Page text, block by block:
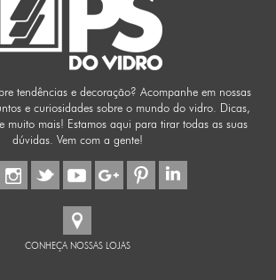
tendências e decoração? Acompanhe em nossas
e curiosidades sobre o mundo do vidro. Dicas,
muito mais! Estamos aqui para tirar todas as suas
dúvidas. Vem com a gente!
CONHEÇA NOSSAS LOJAS